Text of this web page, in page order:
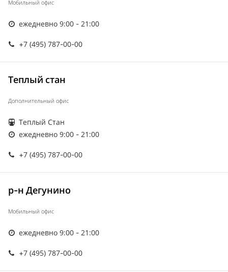
Мобильный офис
ежедневно 9:00 - 21:00
+7 (495) 787-00-00
Теплый стан
Дополнительный офис
Теплый Стан
ежедневно 9:00 - 21:00
+7 (495) 787-00-00
р-н Дегунино
Мобильный офис
ежедневно 9:00 - 21:00
+7 (495) 787-00-00